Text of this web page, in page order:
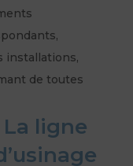
installations,
de toutes
La ligne